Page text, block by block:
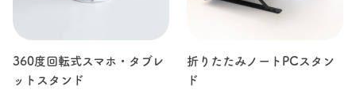
360度回転式スマホ・タブレ
ットスタンド
折りたたみノートPCスタン
ド